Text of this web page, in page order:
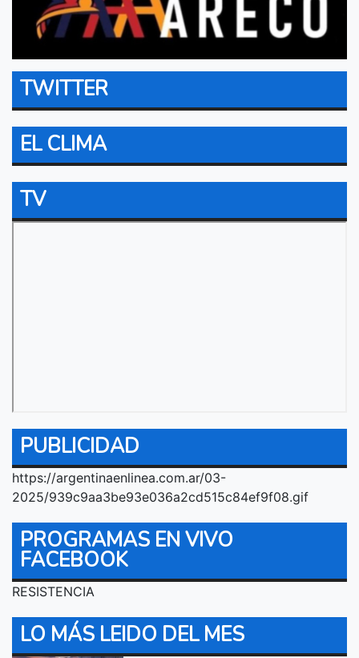
TWITTER
EL CLIMA
TV
PUBLICIDAD
https://argentinaenlinea.com.ar/03-
2025/939c9aa3be93e036a2cd515c84ef9f08.gif
PROGRAMAS EN VIVO
FACEBOOK
RESISTENCIA
LO MÁS LEIDO DEL MES